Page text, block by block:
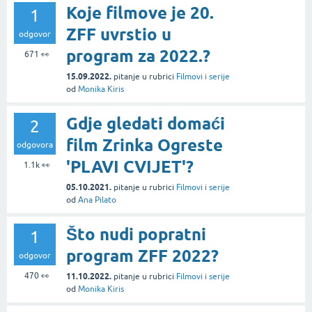
1
odgovor
671 👀
Koje filmove je 20.
ZFF uvrstio u
program za 2022.?
15.09.2022. pitanje u rubrici Filmovi i serije
od Monika Kiris
2
odgovora
1.1k👀
Gdje gledati domaći
film Zrinka Ogreste
'PLAVI CVIJET'?
05.10.2021. pitanje u rubrici Filmovi i serije
od Ana Pilato
1
odgovor
470👀
Što nudi popratni
program ZFF 2022?
11.10.2022. pitanje u rubrici Filmovi i serije
od Monika Kiris